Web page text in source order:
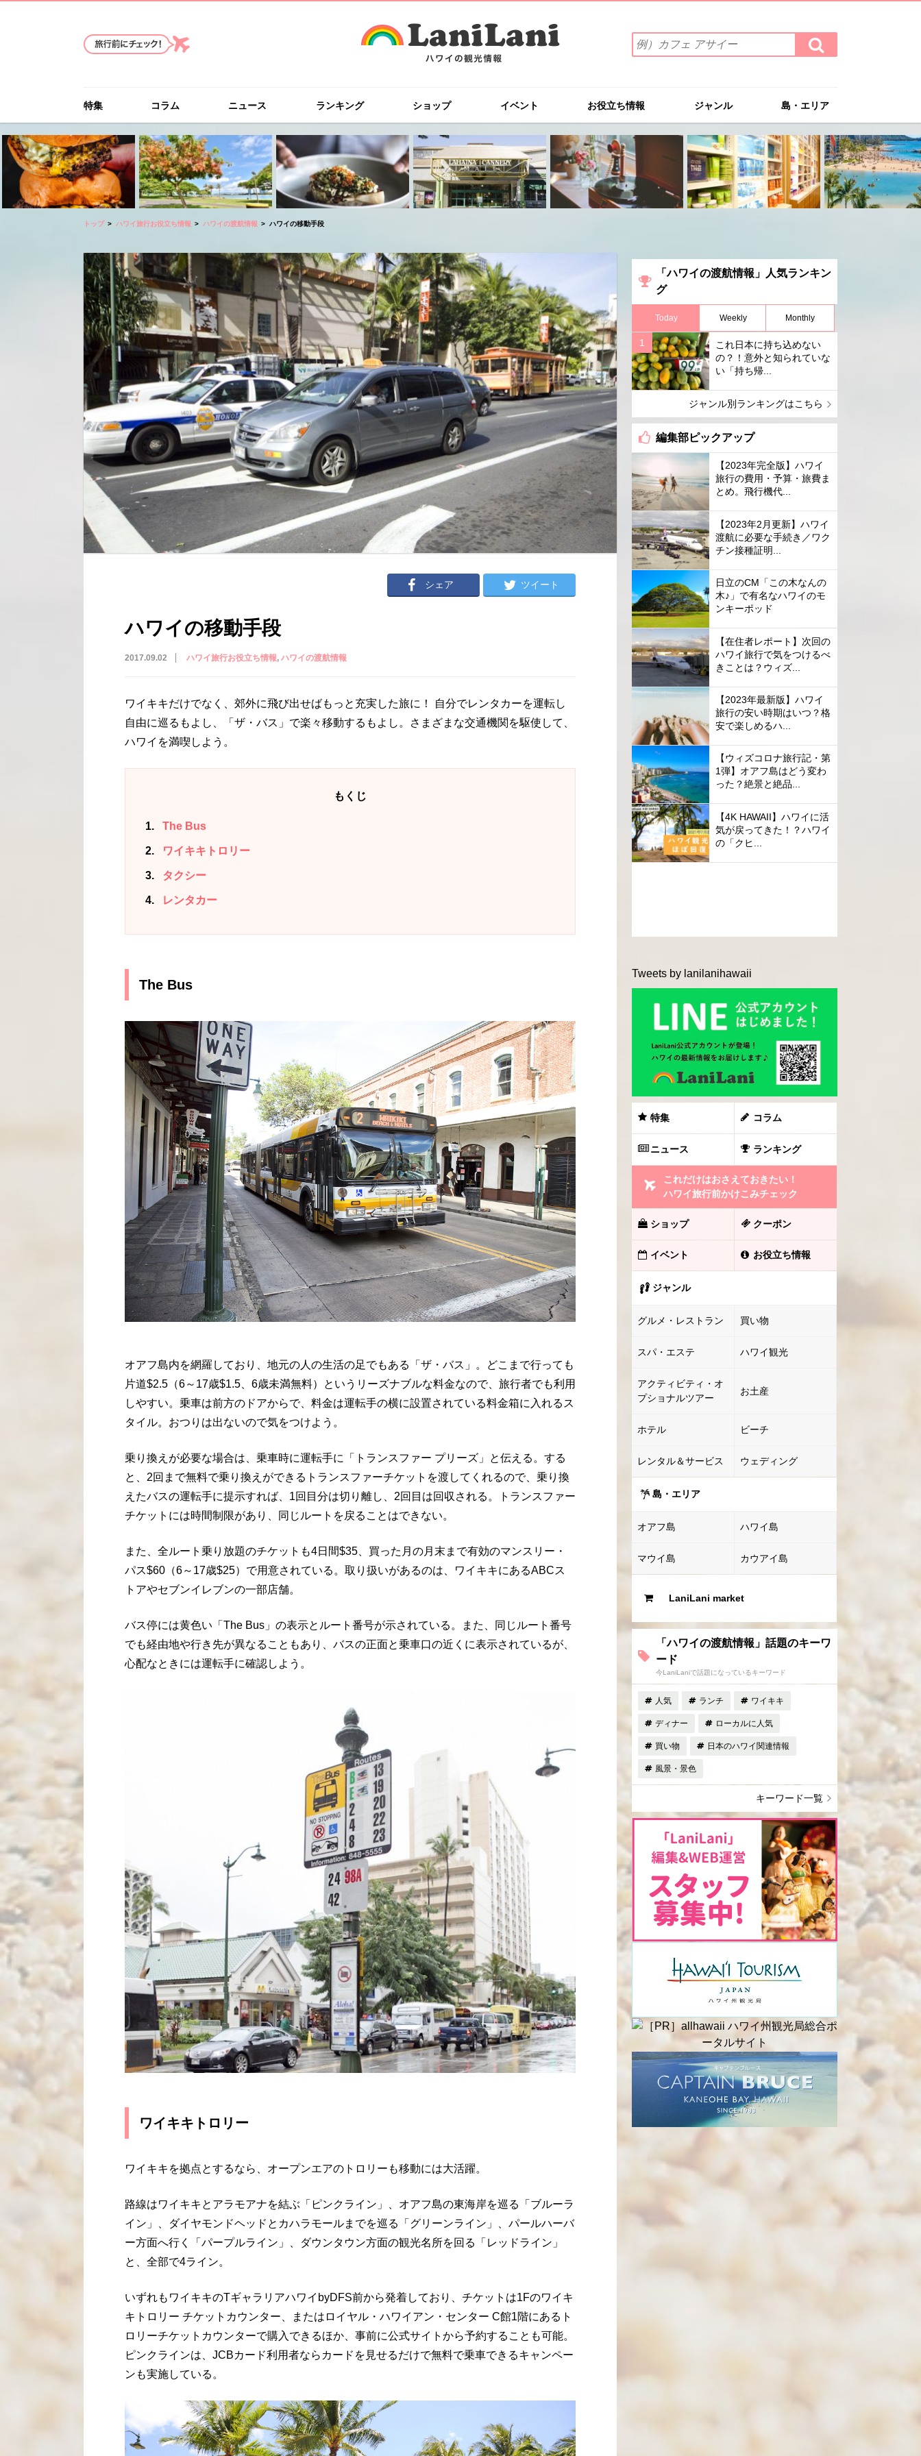
索
ワ
を
入
力
(例）
カ
フ
ェ
イ
ー
検
索
す
特集 コラム ニュース ランキング ショップ イベント お役立ち情報 ジャンル 島・エリア
トップ ハワイ旅行お役立ち情報 ハワイの渡航情報 ハワイの移動手段
シェア ツイート
ハワイの移動手段
2017.09.02 ハワイ旅行お役立ち情報 ハワイの渡航情報
ワイキキだけでなく、郊外に飛び出せばもっと充実した旅に！ 自分でレンタカーを運転し
自由に巡るもよし、「ザ・バス」で楽々移動するもよし。さまざまな交通機関を駆使して、
ハワイを満喫しよう。
もくじ
1 The Bus
2 ワイキキトロリー
3 タクシー
4 レンタカー
The Bus
オアフ島内を網羅しており、地元の人の生活の足でもある「ザ・バス」。どこまで行っても
片道$2.5 （6～ 17歳$1.5 6歳未満無料）というリーズナブルな料金なので、旅行者でも利用
しやすい。乗車は前方のドアからで、料金は運転手の横に設置されている料金箱に入れるス
タイル。おつりは出ないので気をつけよう。
乗り換えが必要な場合は、乗車時に運転手に「トランスファー プリーズ」と伝える。する
と、 2回まで無料で乗り換えができるトランスファーチケットを渡してくれるので、乗り換
えたバスの運転手に提示すれば、 1回目分は切り離し、 2回目は回収される。トランスファー
チケットには時間制限があり、同じルートを戻ることはできない。
また、全ルート乗り放題のチケットも4日間$35 、買った月の月末まで有効のマンスリー・
パス$60 （6～ 17歳$25）で用意されている。取り扱いがあるのは、ワイキキにあるABCス
トアやセブンイレブンの一部店舗。
バス停には黄色い「 The Bus 」の表示とルート番号が示されている。また、同じルート番号
でも経由地や行き先が異なることもあり、バスの正面と乗車口の近くに表示されているが、
心配なときには運転手に確認しよう。
ワイキキトロリー
ワイキキを拠点とするなら、オープンエアのトロリーも移動には大活躍。
路線はワイキキとアラモアナを結ぶ「ピンクライン」、オアフ島の東海岸を巡る「ブルーラ
イン」、ダイヤモンドヘッドとカハラモールまでを巡る「グリーンライン」、パールハーバ
ー方面へ行く「パープルライン」、ダウンタウン方面の観光名所を回る「レッドライン」
と、全部で4ライン。
いずれもワイキキのTギャラリアハワイ byDFS前から発着しており、チケットは1Fのワイキ
キトロリー チケットカウンター、またはロイヤル・ハワイアン・センター C館1階にあるト
ロリーチケットカウンターで購入できるほか、事前に公式サイトから予約することも可能。
ピンクラインは、 JCBカード利用者ならカードを見せるだけで無料で乗車できるキャンペー
ンも実施している。
「ハワイの渡航情報」人気ランキン
グ
Today Weekly Monthly
これ日本に持ち込めない
の？！意外と知られていな
い「持ち帰...
ジャンル別ランキングはこちら
編集部ピックアップ
【2023年完全版】ハワイ
旅行の費用・予算・旅費ま
とめ。飛行機代...
【2023年2月更新】ハワイ
渡航に必要な手続き／ワク
チン接種証明...
日立のCM「この木なんの
木♪」で有名なハワイのモ
ンキーポッド
【在住者レポート】次回の
ハワイ旅行で気をつけるべ
きことは？ウィズ...
【2023年最新版】ハワイ
旅行の安い時期はいつ？格
安で楽しめるハ...
【ウィズコロナ旅行記・第
1弾】オアフ島はどう変わ
った？絶景と絶品...
【4K HAWAII】ハワイに活
気が戻ってきた！？ハワイ
の「クヒ...
Tweets by lanilanihawaii
特集 コラム
ニュース ランキング
これだけはおさえておきたい！
ハワイ旅行前かけこみチェック
ショップ クーポン
イベント お役立ち情報
ジャンル
グルメ・レストラン 買い物
スパ・エステ ハワイ観光
アクティビティ・オ
プショナルツアー
お土産
ホテル ビーチ
レンタル＆サービス ウェディング
島・エリア
オアフ島 ハワイ島
マウイ島 カウアイ島
LaniLani market
「ハワイの渡航情報」話題のキーワ
ード
今LaniLaniで話題になっているキーワード
人気 ランチ ワイキキ
ディナー ローカルに人気
買い物 日本のハワイ関連情報
風景・景色
キーワード一覧